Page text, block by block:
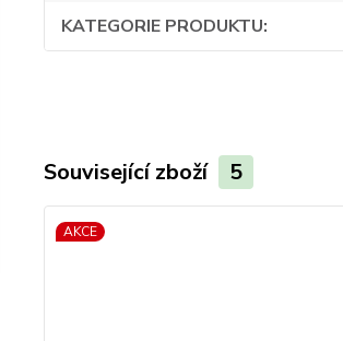
KATEGORIE PRODUKTU
Související zboží 5
AKCE